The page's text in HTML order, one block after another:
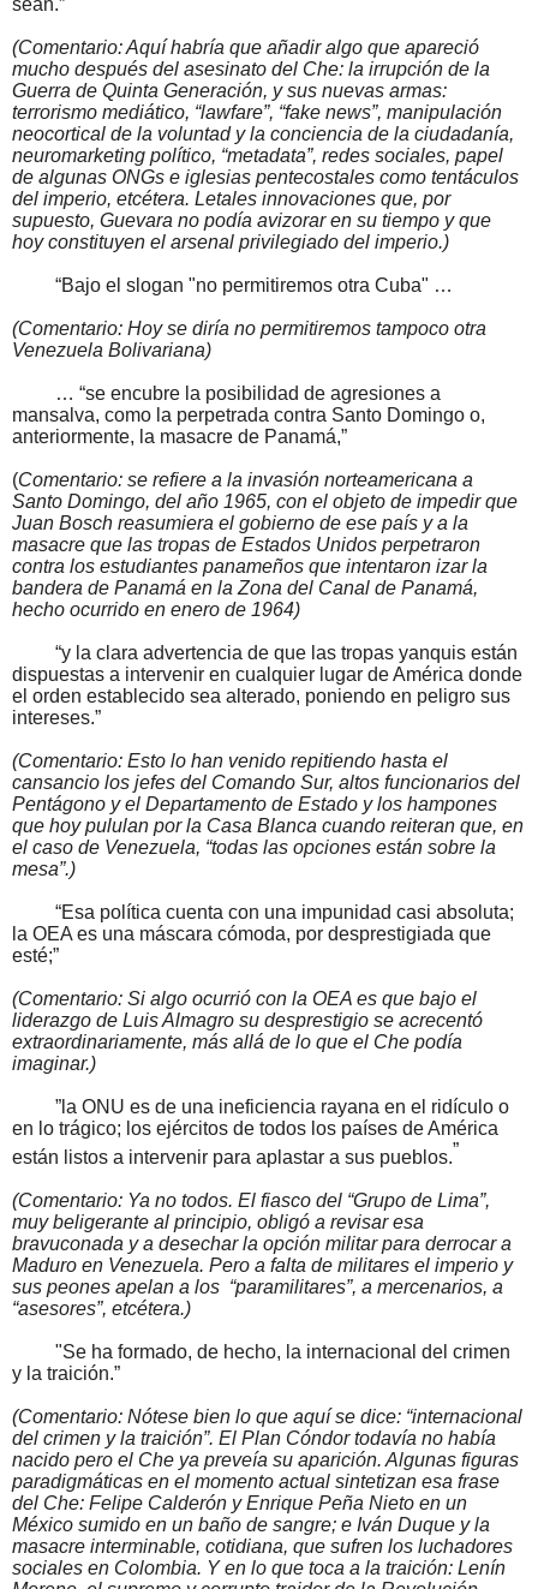
sean.”
(Comentario: Aquí habría que añadir algo que apareció
mucho después del asesinato del Che: la irrupción de la
Guerra de Quinta Generación, y sus nuevas armas:
terrorismo mediático, “lawfare”, “fake news”, manipulación
neocortical de la voluntad y la conciencia de la ciudadanía,
neuromarketing político, “metadata”, redes sociales, papel
de algunas ONGs e iglesias pentecostales como tentáculos
del imperio, etcétera. Letales innovaciones que, por
supuesto, Guevara no podía avizorar en su tiempo y que
hoy constituyen el arsenal privilegiado del imperio.)
“Bajo el slogan "no permitiremos otra Cuba" …
(Comentario: Hoy se diría no permitiremos tampoco otra
Venezuela Bolivariana)
… “se encubre la posibilidad de agresiones a
mansalva, como la perpetrada contra Santo Domingo o,
anteriormente, la masacre de Panamá,”
(Comentario: se refiere a la invasión norteamericana a
Santo Domingo, del año 1965, con el objeto de impedir que
Juan Bosch reasumiera el gobierno de ese país y a la
masacre que las tropas de Estados Unidos perpetraron
contra los estudiantes panameños que intentaron izar la
bandera de Panamá en la Zona del Canal de Panamá,
hecho ocurrido en enero de 1964)
“y la clara advertencia de que las tropas yanquis están
dispuestas a intervenir en cualquier lugar de América donde
el orden establecido sea alterado, poniendo en peligro sus
intereses.”
(Comentario: Esto lo han venido repitiendo hasta el
cansancio los jefes del Comando Sur, altos funcionarios del
Pentágono y el Departamento de Estado y los hampones
que hoy pululan por la Casa Blanca cuando reiteran que, en
el caso de Venezuela, “todas las opciones están sobre la
mesa”.)
“Esa política cuenta con una impunidad casi absoluta;
la OEA es una máscara cómoda, por desprestigiada que
esté;”
(Comentario: Si algo ocurrió con la OEA es que bajo el
liderazgo de Luis Almagro su desprestigio se acrecentó
extraordinariamente, más allá de lo que el Che podía
imaginar.)
”la ONU es de una ineficiencia rayana en el ridículo o
en lo trágico; los ejércitos de todos los países de América
están listos a intervenir para aplastar a sus pueblos.”
(Comentario: Ya no todos. El fiasco del “Grupo de Lima”,
muy beligerante al principio, obligó a revisar esa
bravuconada y a desechar la opción militar para derrocar a
Maduro en Venezuela. Pero a falta de militares el imperio y
sus peones apelan a los “paramilitares”, a mercenarios, a
“asesores”, etcétera.)
"Se ha formado, de hecho, la internacional del crimen
y la traición.”
(Comentario: Nótese bien lo que aquí se dice: “internacional
del crimen y la traición”. El Plan Cóndor todavía no había
nacido pero el Che ya preveía su aparición. Algunas figuras
paradigmáticas en el momento actual sintetizan esa frase
del Che: Felipe Calderón y Enrique Peña Nieto en un
México sumido en un baño de sangre; e Iván Duque y la
masacre interminable, cotidiana, que sufren los luchadores
sociales en Colombia. Y en lo que toca a la traición: Lenín